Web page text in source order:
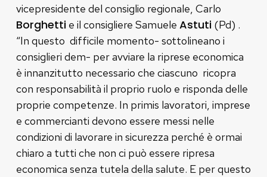
vicepresidente del consiglio regionale, Carlo
Borghettie il consigliere Samuele Astuti(Pd) .
“In questo difficile momento- sottolineano i
consiglieri dem- per avviare la riprese economica
è innanzitutto necessario che ciascuno ricopra
con responsabilità il proprio ruolo e risponda delle
proprie competenze. In primis lavoratori, imprese
e commercianti devono essere messi nelle
condizioni di lavorare in sicurezza perché è ormai
chiaro a tutti che non ci può essere ripresa
economica senza tutela della salute. E per questo